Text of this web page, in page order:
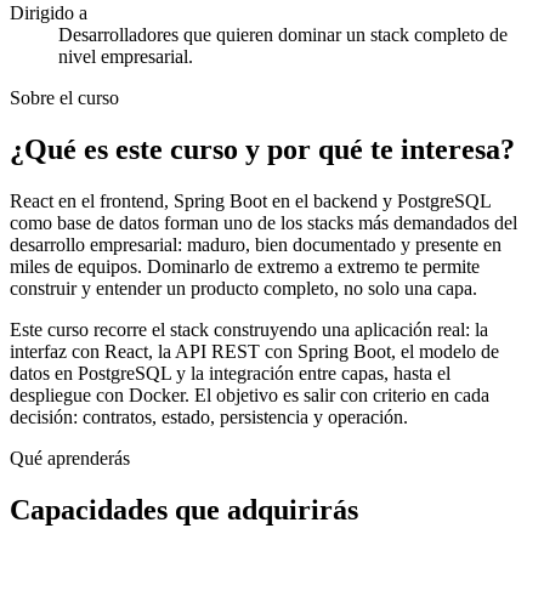
Dirigido a
Desarrolladores que quieren dominar un stack completo de
nivel empresarial.
Sobre el curso
¿Qué es este curso y por qué te interesa?
React en el frontend, Spring Boot en el backend y PostgreSQL
como base de datos forman uno de los stacks más demandados del
desarrollo empresarial: maduro, bien documentado y presente en
miles de equipos. Dominarlo de extremo a extremo te permite
construir y entender un producto completo, no solo una capa.
Este curso recorre el stack construyendo una aplicación real: la
interfaz con React, la API REST con Spring Boot, el modelo de
datos en PostgreSQL y la integración entre capas, hasta el
despliegue con Docker. El objetivo es salir con criterio en cada
decisión: contratos, estado, persistencia y operación.
Qué aprenderás
Capacidades que adquirirás